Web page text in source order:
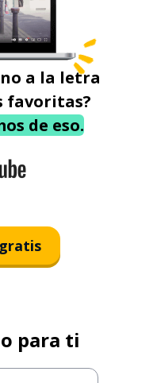
a la letra
favoritas?
de eso.
para ti